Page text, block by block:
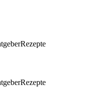
Rezepte
Rezepte